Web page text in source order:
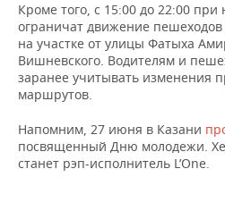
Кроме того, с 15:00 до 22:00 при
ограничат движение
на участке от улицы Фатыха
Вишневского. Водителям и
заранее учитывать изменения
маршрутов.
Напомним, 27 июня в Казани
посвященный Дню молодежи.
станет рэп-исполнитель L’One.